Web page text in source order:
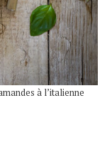
à l’italienne